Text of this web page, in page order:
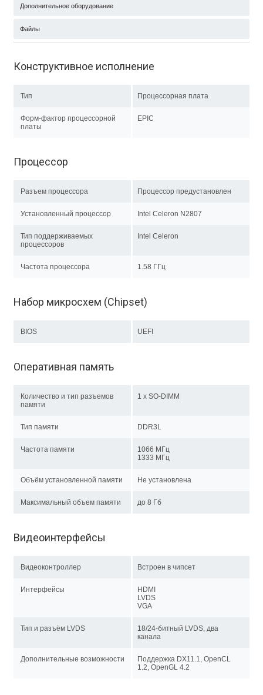
Дополнительное оборудование
Файлы
Конструктивное исполнение
Тип Процессорная плата
Форм-фактор процессорной
платы
EPIC
Процессор
Разъем процессора Процессор предустановлен
Установленный процессор Intel Celeron N2807
Тип поддерживаемых
процессоров
Intel Celeron
Частота процессора 1.58 ГГц
Набор микросхем (Chipset)
BIOS UEFI
Оперативная память
Количество и тип разъемов
памяти
1 x SO-DIMM
Тип памяти DDR3L
Частота памяти
1066 МГц
1333 МГц
Объём установленной памяти Не установлена
Максимальный объем памяти до 8 Гб
Видеоинтерфейсы
Видеоконтроллер Встроен в чипсет
Интерфейсы
HDMI
LVDS
VGA
Тип и разъём LVDS
18/24-битный LVDS, два
канала
Дополнительные возможности
Поддержка DX11.1, OpenCL
1.2, OpenGL 4.2